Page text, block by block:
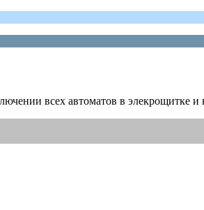
всех автоматов в элекрощитке и